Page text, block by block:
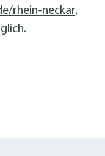
rhein-neckar,